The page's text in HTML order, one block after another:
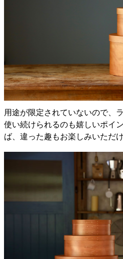
用途が限定されていないので、
使い続けられるのも嬉しいポイ
ば、違った趣もお楽しみいただけ